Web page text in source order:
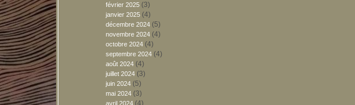
février 2025 (3)
janvier 2025 (4)
décembre 2024 (5)
novembre 2024 (4)
octobre 2024 (4)
septembre 2024 (4)
août 2024 (4)
juillet 2024 (3)
juin 2024 (5)
mai 2024 (3)
avril 2024 (4)